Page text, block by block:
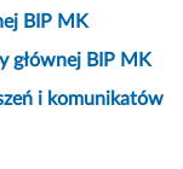
BIP MK
głównej BIP MK
i komunikatów